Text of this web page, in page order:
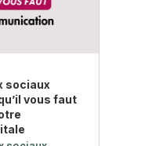
sociaux
vous faut